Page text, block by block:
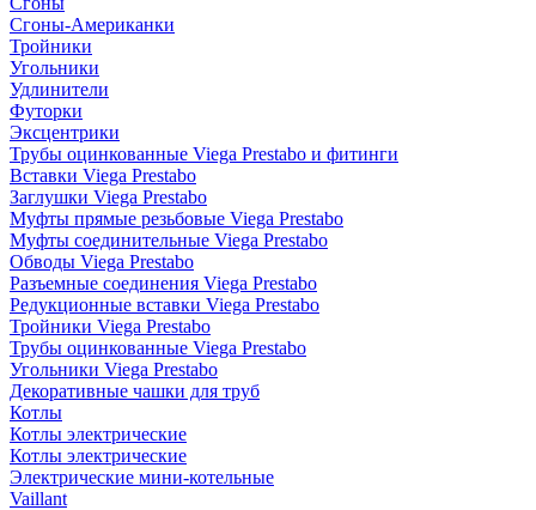
Сгоны-Американки
Тройники
Угольники
Удлинители
Футорки
Эксцентрики
Трубы оцинкованные Viega Prestabo и фитинги
Вставки Viega Prestabo
Заглушки Viega Prestabo
Муфты прямые резьбовые Viega Prestabo
Муфты соединительные Viega Prestabo
Обводы Viega Prestabo
Разъемные соединения Viega Prestabo
Редукционные вставки Viega Prestabo
Тройники Viega Prestabo
Трубы оцинкованные Viega Prestabo
Угольники Viega Prestabo
Декоративные чашки для труб
Котлы
Котлы электрические
Котлы электрические
Электрические мини-котельные
Vaillant